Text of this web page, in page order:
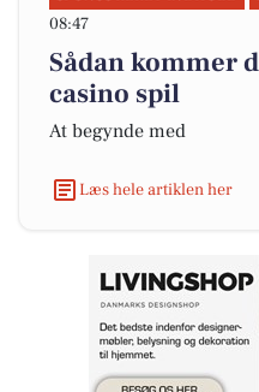
08:47
Sådan kommer
casino spil
At begynde med
Læs hele artiklen her